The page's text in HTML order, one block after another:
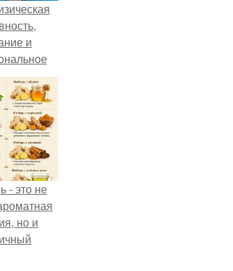
и
- это не
но и